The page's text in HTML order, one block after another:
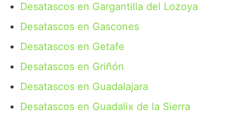
Desatascos en Gargantilla del Lozoya
Desatascos en Gascones
Desatascos en Getafe
Desatascos en Griñón
Desatascos en Guadalajara
Desatascos en Guadalix de la Sierra